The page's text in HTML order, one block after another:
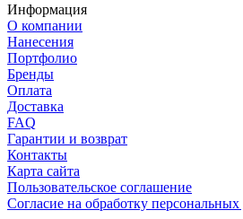
Информация
О компании
Нанесения
Портфолио
Бренды
Оплата
Доставка
FAQ
Гарантии и возврат
Контакты
Карта сайта
Пользовательское соглашение
Согласие на обработку